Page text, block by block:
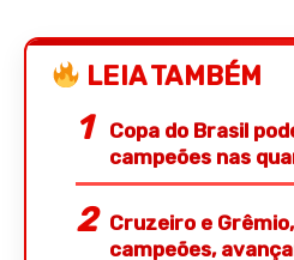
LEIA TAMBÉM
Copa do Brasil
campeões nas
Cruzeiro e
campeões,